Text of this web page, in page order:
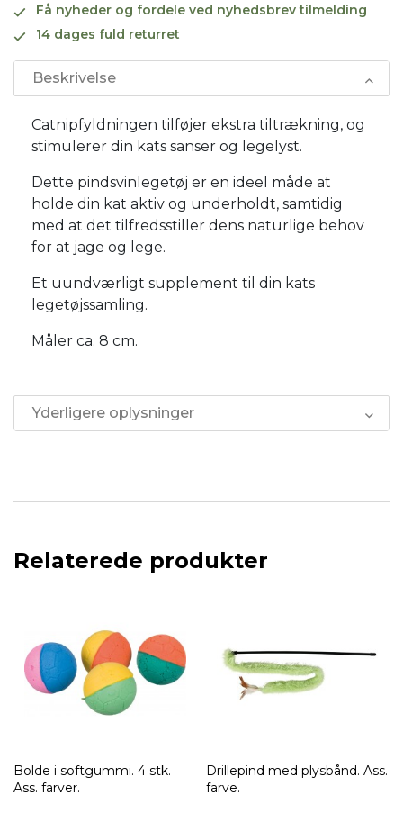
Få nyheder og fordele ved nyhedsbrev tilmelding
14 dages fuld returret
Beskrivelse
Catnipfyldningen tilføjer ekstra tiltrækning, og
stimulerer din kats sanser og legelyst.
Dette pindsvinlegetøj er en ideel måde at
holde din kat aktiv og underholdt, samtidig
med at det tilfredsstiller dens naturlige behov
for at jage og lege.
Et uundværligt supplement til din kats
legetøjssamling.
Måler ca. 8 cm.
Yderligere oplysninger
Relaterede produkter
Bolde i softgummi. 4 stk.
Ass. farver.
Drillepind med plysbånd. Ass.
farve.